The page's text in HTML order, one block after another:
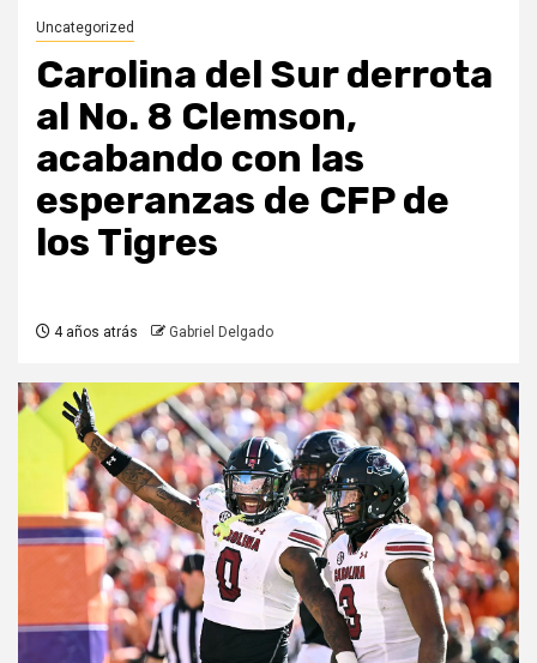
Uncategorized
Carolina del Sur derrota
al No. 8 Clemson,
acabando con las
esperanzas de CFP de
los Tigres
4 años atrás Gabriel Delgado